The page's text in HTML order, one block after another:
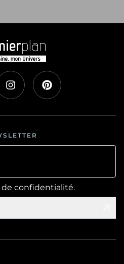
de confidentialité.